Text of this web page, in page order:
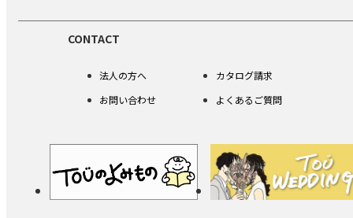
CONTACT
法人の方へ
お問い合わせ
カタログ請求
よくあるご質問